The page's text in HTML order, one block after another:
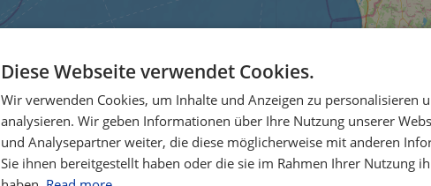
Diese Webseite verwendet Cookies.
Wir verwenden Cookies, um Inhalte und Anzeigen zu personalisieren
analysieren. Wir geben Informationen über Ihre Nutzung unserer
und Analysepartner weiter, die diese möglicherweise mit anderen
Sie ihnen bereitgestellt haben oder die sie im Rahmen Ihrer Nutzung